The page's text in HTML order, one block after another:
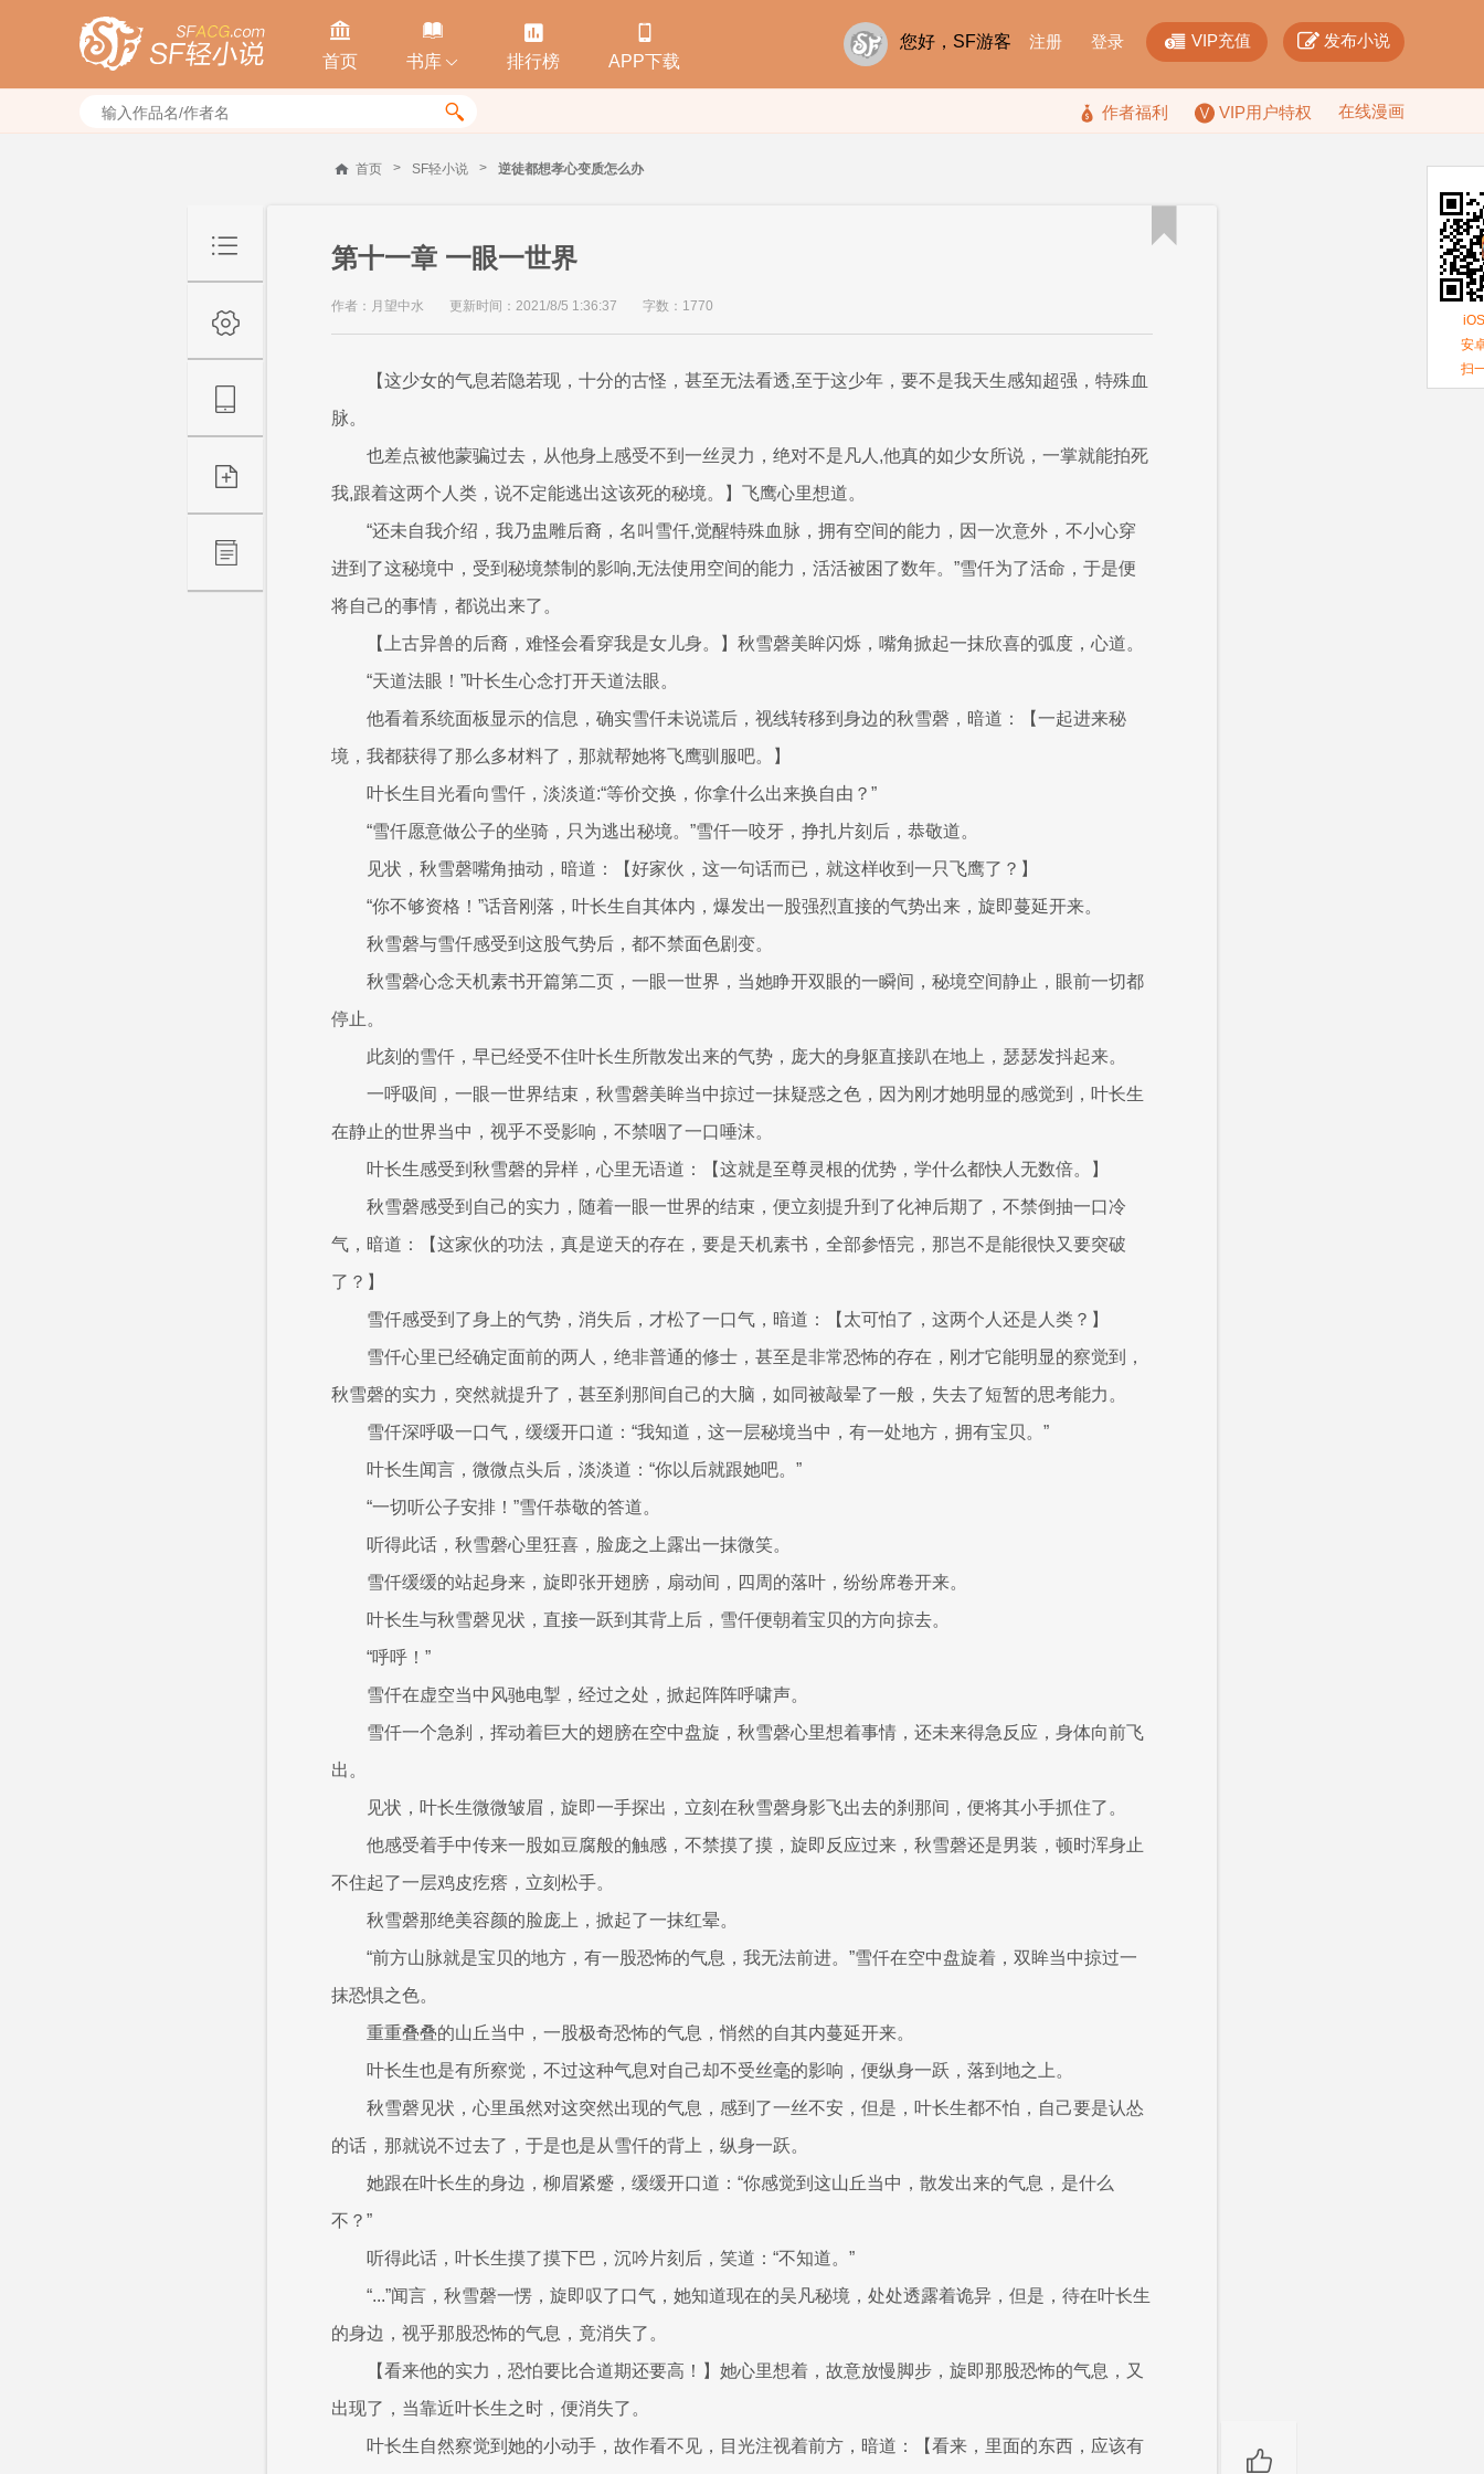

首页

书库 

排行榜

APP下载
您好，SF游客 注册 登录  VIP充值  发布小说
  作者福利 VIP用户特权 在线漫画
首页 > SF轻小说 > 逆徒都想孝心变质怎么办
第十一章 一眼一世界
作者：月望中水 更新时间：2021/8/5 1:36:37 字数：1770
【这少女的气息若隐若现，十分的古怪，甚至无法看透,至于这少年，要不是我天生感知超强，特殊血
脉。
也差点被他蒙骗过去，从他身上感受不到一丝灵力，绝对不是凡人,他真的如少女所说，一掌就能拍死
我,跟着这两个人类，说不定能逃出这该死的秘境。】飞鹰心里想道。
“还未自我介绍，我乃盅雕后裔，名叫雪仟,觉醒特殊血脉，拥有空间的能力，因一次意外，不小心穿
进到了这秘境中，受到秘境禁制的影响,无法使用空间的能力，活活被困了数年。”雪仟为了活命，于是便
将自己的事情，都说出来了。
【上古异兽的后裔，难怪会看穿我是女儿身。】秋雪磬美眸闪烁，嘴角掀起一抹欣喜的弧度，心道。
“天道法眼！”叶长生心念打开天道法眼。
他看着系统面板显示的信息，确实雪仟未说谎后，视线转移到身边的秋雪磬，暗道：【一起进来秘
境，我都获得了那么多材料了，那就帮她将飞鹰驯服吧。】
叶长生目光看向雪仟，淡淡道:“等价交换，你拿什么出来换自由？”
“雪仟愿意做公子的坐骑，只为逃出秘境。”雪仟一咬牙，挣扎片刻后，恭敬道。
见状，秋雪磬嘴角抽动，暗道：【好家伙，这一句话而已，就这样收到一只飞鹰了？】
“你不够资格！”话音刚落，叶长生自其体内，爆发出一股强烈直接的气势出来，旋即蔓延开来。
秋雪磬与雪仟感受到这股气势后，都不禁面色剧变。
秋雪磬心念天机素书开篇第二页，一眼一世界，当她睁开双眼的一瞬间，秘境空间静止，眼前一切都
停止。
此刻的雪仟，早已经受不住叶长生所散发出来的气势，庞大的身躯直接趴在地上，瑟瑟发抖起来。
一呼吸间，一眼一世界结束，秋雪磬美眸当中掠过一抹疑惑之色，因为刚才她明显的感觉到，叶长生
在静止的世界当中，视乎不受影响，不禁咽了一口唾沫。
叶长生感受到秋雪磬的异样，心里无语道：【这就是至尊灵根的优势，学什么都快人无数倍。】
秋雪磬感受到自己的实力，随着一眼一世界的结束，便立刻提升到了化神后期了，不禁倒抽一口冷
气，暗道：【这家伙的功法，真是逆天的存在，要是天机素书，全部参悟完，那岂不是能很快又要突破
了？】
雪仟感受到了身上的气势，消失后，才松了一口气，暗道：【太可怕了，这两个人还是人类？】
雪仟心里已经确定面前的两人，绝非普通的修士，甚至是非常恐怖的存在，刚才它能明显的察觉到，
秋雪磬的实力，突然就提升了，甚至刹那间自己的大脑，如同被敲晕了一般，失去了短暂的思考能力。
雪仟深呼吸一口气，缓缓开口道：“我知道，这一层秘境当中，有一处地方，拥有宝贝。”
叶长生闻言，微微点头后，淡淡道：“你以后就跟她吧。”
“一切听公子安排！”雪仟恭敬的答道。
听得此话，秋雪磬心里狂喜，脸庞之上露出一抹微笑。
雪仟缓缓的站起身来，旋即张开翅膀，扇动间，四周的落叶，纷纷席卷开来。
叶长生与秋雪磬见状，直接一跃到其背上后，雪仟便朝着宝贝的方向掠去。
“呼呼！”
雪仟在虚空当中风驰电掣，经过之处，掀起阵阵呼啸声。
雪仟一个急刹，挥动着巨大的翅膀在空中盘旋，秋雪磬心里想着事情，还未来得急反应，身体向前飞
出。
见状，叶长生微微皱眉，旋即一手探出，立刻在秋雪磬身影飞出去的刹那间，便将其小手抓住了。
他感受着手中传来一股如豆腐般的触感，不禁摸了摸，旋即反应过来，秋雪磬还是男装，顿时浑身止
不住起了一层鸡皮疙瘩，立刻松手。
秋雪磬那绝美容颜的脸庞上，掀起了一抹红晕。
“前方山脉就是宝贝的地方，有一股恐怖的气息，我无法前进。”雪仟在空中盘旋着，双眸当中掠过一
抹恐惧之色。
重重叠叠的山丘当中，一股极奇恐怖的气息，悄然的自其内蔓延开来。
叶长生也是有所察觉，不过这种气息对自己却不受丝毫的影响，便纵身一跃，落到地之上。
秋雪磬见状，心里虽然对这突然出现的气息，感到了一丝不安，但是，叶长生都不怕，自己要是认怂
的话，那就说不过去了，于是也是从雪仟的背上，纵身一跃。
她跟在叶长生的身边，柳眉紧蹙，缓缓开口道：“你感觉到这山丘当中，散发出来的气息，是什么
不？”
听得此话，叶长生摸了摸下巴，沉吟片刻后，笑道：“不知道。”
“...”闻言，秋雪磬一愣，旋即叹了口气，她知道现在的吴凡秘境，处处透露着诡异，但是，待在叶长生
的身边，视乎那股恐怖的气息，竟消失了。
【看来他的实力，恐怕要比合道期还要高！】她心里想着，故意放慢脚步，旋即那股恐怖的气息，又
出现了，当靠近叶长生之时，便消失了。
叶长生自然察觉到她的小动手，故作看不见，目光注视着前方，暗道：【看来，里面的东西，应该有

安
扫